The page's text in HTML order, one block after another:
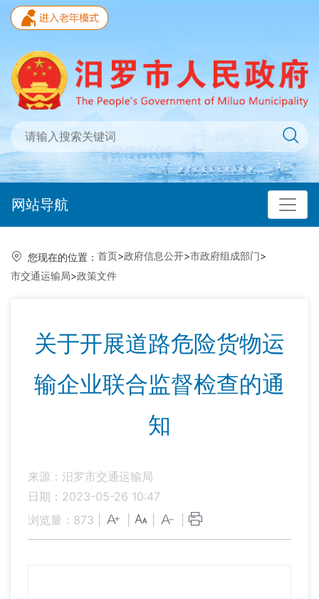
网站导航
您现在的位置： 首页>政府信息公开>市政府组成部门>
市交通运输局>政策文件
关于开展道路危险货物运
输企业联合监督检查的通
知
来源：汨罗市交通运输局
日期：2023-05-26 10:47
浏览量： 873